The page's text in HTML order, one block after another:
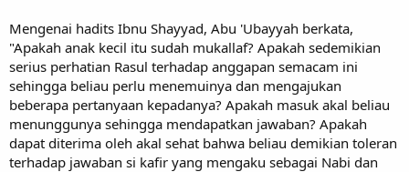
Mengenai hadits Ibnu Shayyad, Abu 'Ubayyah berkata,
"Apakah anak kecil itu sudah mukallaf? Apakah sedemikian
serius perhatian Rasul terhadap anggapan semacam ini
sehingga beliau perlu menemuinya dan mengajukan
beberapa pertanyaan kepadanya? Apakah masuk akal beliau
menunggunya sehingga mendapatkan jawaban? Apakah
dapat diterima oleh akal sehat bahwa beliau demikian toleran
terhadap jawaban si kafir yang mengaku sebagai Nabi dan